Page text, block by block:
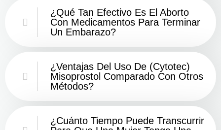
¿Qué Tan Efectivo Es El Aborto
Con Medicamentos Para Terminar
Un Embarazo?
¿Ventajas Del Uso De (Cytotec)
Misoprostol Comparado Con Otros
Métodos?
¿Cuánto Tiempo Puede Transcurrir